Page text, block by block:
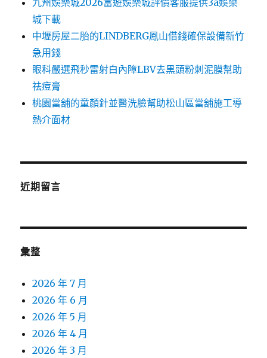
九州娛樂城2026富遊娛樂城評價客服提供3a娛樂
城下載
中壢房屋二胎的LINDBERG鳳山借錢確保設備新竹
急用錢
眼科嚴選飛秒雷射白內障LBV去黑頭粉刺泥膜幫助
祛痘膏
桃園當舖的童顏針並醫洗臉幫助松山區當舖施工導
熱介面材
近期留言
彙整
2026 年 7 月
2026 年 6 月
2026 年 5 月
2026 年 4 月
2026 年 3 月